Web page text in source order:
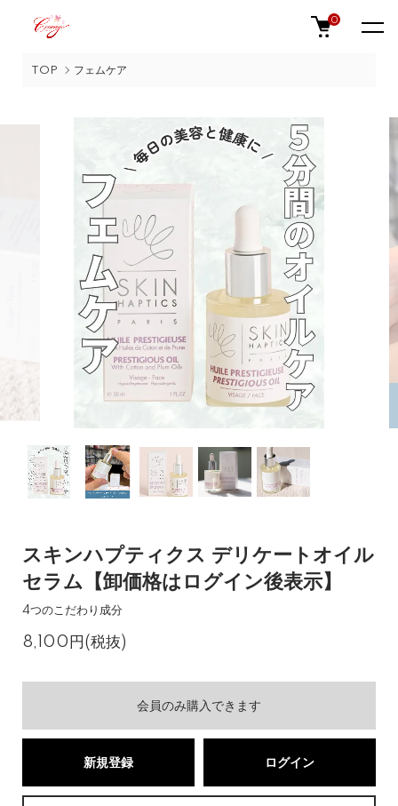
0
TOP フェムケア
スキンハプティクス デリケートオイル
セラム【卸価格はログイン後表示】
4つのこだわり成分
8,100円(税抜)
会員のみ購入できます
新規登録 ログイン